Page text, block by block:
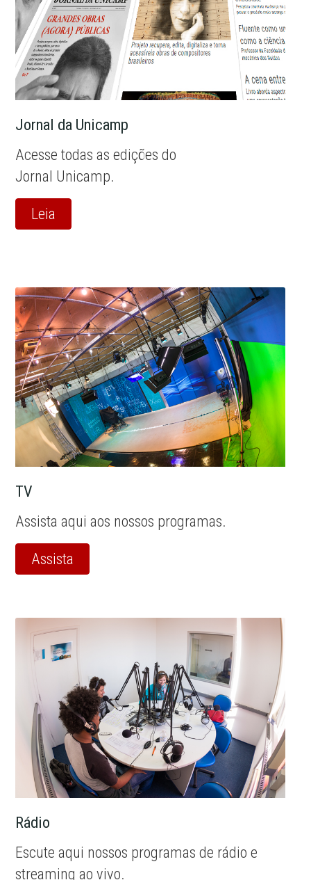
Jornal da Unicamp
Acesse todas as edições do
Jornal Unicamp.
Leia
TV
Assista aqui aos nossos programas.
Assista
Rádio
Escute aqui nossos programas de rádio e
streaming ao vivo.